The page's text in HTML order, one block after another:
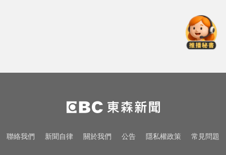
重罰384萬元
白海豚路徑偏西修正！週末豪雨炸
北部「紫到發白」
國3死亡車禍！爆胎停內線遭高速追
聯絡我們 新聞自律 關於我們 公告 隱私權政策 常見問題